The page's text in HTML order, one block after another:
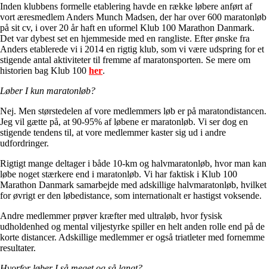
Inden klubbens formelle etablering havde en række løbere anført af
vort æresmedlem Anders Munch Madsen, der har over 600 maratonløb
på sit cv, i over 20 år haft en uformel Klub 100 Marathon Danmark.
Det var dybest set en hjemmeside med en rangliste. Efter ønske fra
Anders etablerede vi i 2014 en rigtig klub, som vi være udspring for et
stigende antal aktiviteter til fremme af maratonsporten. Se mere om
historien bag Klub 100 her.
Løber I kun maratonløb?
Nej. Men størstedelen af vore medlemmers løb er på maratondistancen.
Jeg vil gætte på, at 90-95% af løbene er maratonløb. Vi ser dog en
stigende tendens til, at vore medlemmer kaster sig ud i andre
udfordringer.
Rigtigt mange deltager i både 10-km og halvmaratonløb, hvor man kan
løbe noget stærkere end i maratonløb. Vi har faktisk i Klub 100
Marathon Danmark samarbejde med adskillige halvmaratonløb, hvilket
for øvrigt er den løbedistance, som internationalt er hastigst voksende.
Andre medlemmer prøver kræfter med ultraløb, hvor fysisk
udholdenhed og mental viljestyrke spiller en helt anden rolle end på de
korte distancer. Adskillige medlemmer er også triatleter med fornemme
resultater.